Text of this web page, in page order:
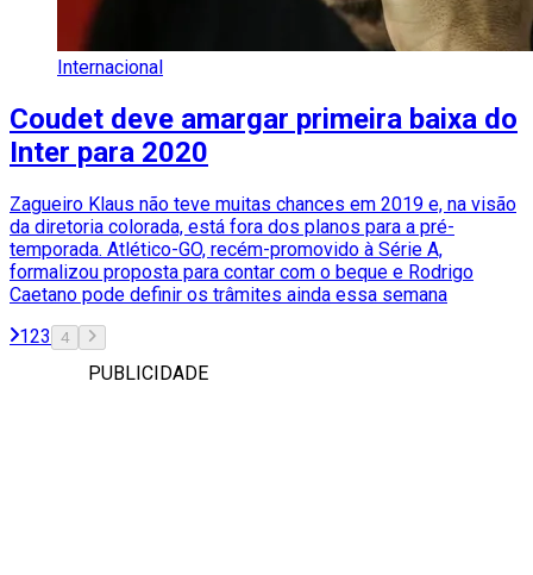
Internacional
Coudet deve amargar primeira baixa do
Inter para 2020
Zagueiro Klaus não teve muitas chances em 2019 e, na visão
da diretoria colorada, está fora dos planos para a pré-
temporada. Atlético-GO, recém-promovido à Série A,
formalizou proposta para contar com o beque e Rodrigo
Caetano pode definir os trâmites ainda essa semana
123 4
PUBLICIDADE